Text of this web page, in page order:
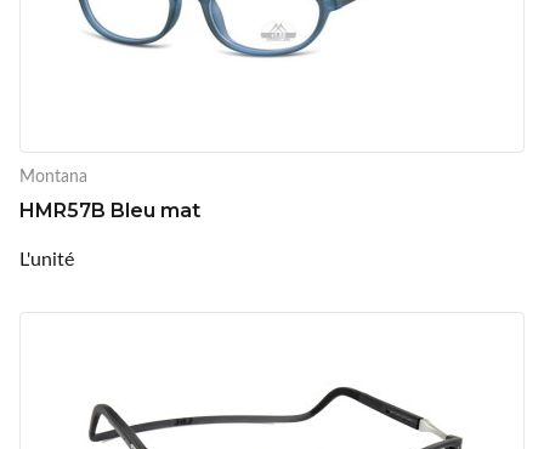
Montana
HMR57B Bleu mat
L'unité